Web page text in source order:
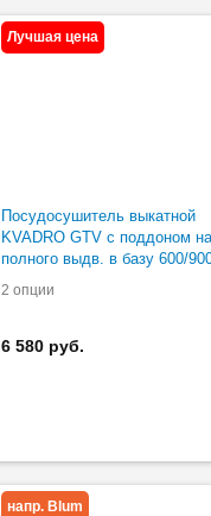
Лучшая цена
Посудосушитель выкатной
KVADRO GTV с поддоном
полного выдв. в базу 600/
2 опции
6 580 руб.
напр. Blum